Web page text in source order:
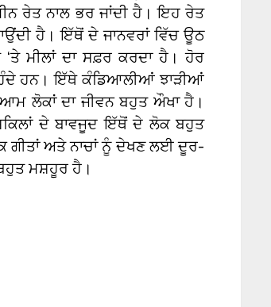
ਰੇਤ ਨਾਲ ਭਰ ਜਾਂਦੀ ਹੈ। ਇਹ ਰੇਤ
ਹੈ। ਇੱਥੋਂ ਦੇ ਜਾਨਵਰਾਂ ਵਿੱਚ ਊਠ
ਮੀਲਾਂ ਦਾ ਸਫ਼ਰ ਕਰਦਾ ਹੈ। ਹੋਰ
ਹਨ। ਇੱਥੇ ਕੰਡਿਆਲੀਆਂ ਝਾੜੀਆਂ
ਲੋਕਾਂ ਦਾ ਜੀਵਨ ਬਹੁਤ ਔਖਾ ਹੈ।
ਦੇ ਬਾਵਜੂਦ ਇੱਥੋਂ ਦੇ ਲੋਕ ਬਹੁਤ
ਅਤੇ ਨਾਚਾਂ ਨੂੰ ਦੇਖਣ ਲਈ ਦੂਰ-
ਮਸ਼ਹੂਰ ਹੈ।